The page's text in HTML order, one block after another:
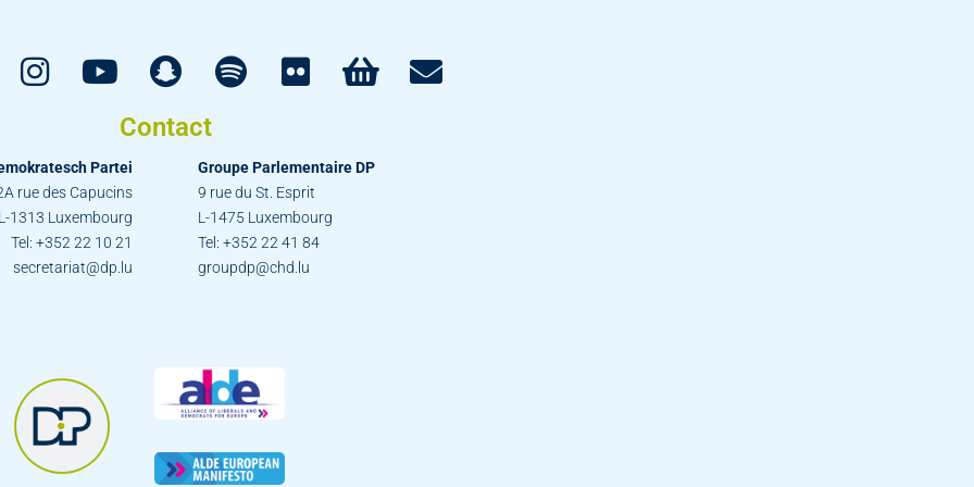
Contact
Partei
rue des Capucins
1313 Luxembourg
Tel: +352 22 10 21
secretariat@dp.lu
Groupe Parlementaire DP
9 rue du St. Esprit
L-1475 Luxembourg
Tel: +352 22 41 84
groupdp@chd.lu